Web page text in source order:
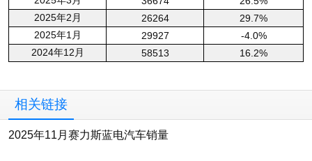
2025年2月
26264
29.7%
2025年1月
29927
-4.0%
2024年12月
58513 16.2%
相关链接
2025年11月赛力斯蓝电汽车销量